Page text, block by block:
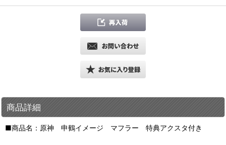
商品詳細
■商品名：原神 申鶴イメージ マフラー 特典アクスタ付き